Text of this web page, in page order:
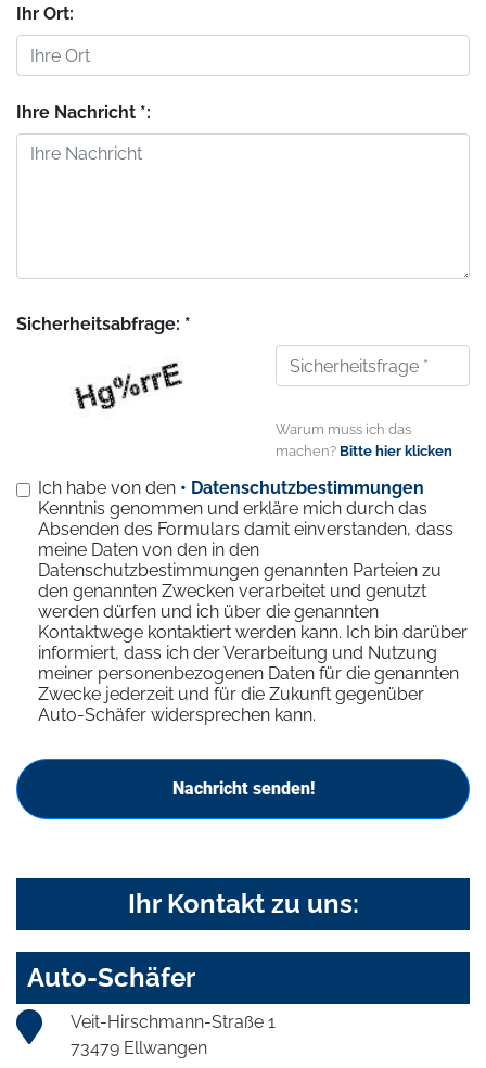
Ihr Ort:
Ihre Nachricht *:
Sicherheitsabfrage: *
Warum muss ich das
machen? Bitte hier klicken
Ich habe von den • Datenschutzbestimmungen
Kenntnis genommen und erkläre mich durch das
Absenden des Formulars damit einverstanden, dass
meine Daten von den in den
Datenschutzbestimmungen genannten Parteien zu
den genannten Zwecken verarbeitet und genutzt
werden dürfen und ich über die genannten
Kontaktwege kontaktiert werden kann. Ich bin darüber
informiert, dass ich der Verarbeitung und Nutzung
meiner personenbezogenen Daten für die genannten
Zwecke jederzeit und für die Zukunft gegenüber
Auto-Schäfer widersprechen kann.
Nachricht senden!
Ihr Kontakt zu uns:
Auto-Schäfer
Veit-Hirschmann-Straße 1
73479 Ellwangen